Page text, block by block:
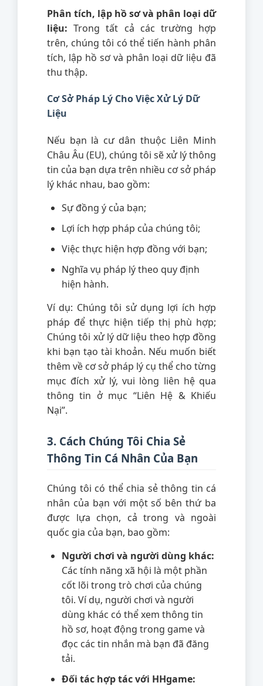
Phân tích, lập hồ sơ và phân loại dữ
liệu: Trong tất cả các trường hợp
trên, chúng tôi có thể tiến hành phân
tích, lập hồ sơ và phân loại dữ liệu đã
thu thập.
Cơ Sở Pháp Lý Cho Việc Xử Lý Dữ
Liệu
Nếu bạn là cư dân thuộc Liên Minh
Châu Âu (EU), chúng tôi sẽ xử lý thông
tin của bạn dựa trên nhiều cơ sở pháp
lý khác nhau, bao gồm:
Sự đồng ý của bạn;
Lợi ích hợp pháp của chúng tôi;
Việc thực hiện hợp đồng với bạn;
Nghĩa vụ pháp lý theo quy định
hiện hành.
Ví dụ: Chúng tôi sử dụng lợi ích hợp
pháp để thực hiện tiếp thị phù hợp;
Chúng tôi xử lý dữ liệu theo hợp đồng
khi bạn tạo tài khoản. Nếu muốn biết
thêm về cơ sở pháp lý cụ thể cho từng
mục đích xử lý, vui lòng liên hệ qua
thông tin ở mục “Liên Hệ & Khiếu
Nại”.
3. Cách Chúng Tôi Chia Sẻ
Thông Tin Cá Nhân Của Bạn
Chúng tôi có thể chia sẻ thông tin cá
nhân của bạn với một số bên thứ ba
được lựa chọn, cả trong và ngoài
quốc gia của bạn, bao gồm:
Người chơi và người dùng khác:
Các tính năng xã hội là một phần
cốt lõi trong trò chơi của chúng
tôi. Ví dụ, người chơi và người
dùng khác có thể xem thông tin
hồ sơ, hoạt động trong game và
đọc các tin nhắn mà bạn đã đăng
tải.
Đối tác hợp tác với HHgame: